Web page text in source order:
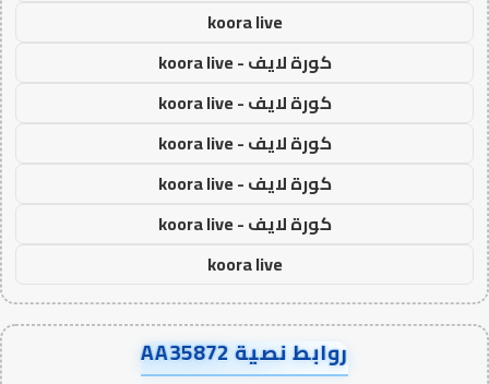
koora live
كورة لايف - koora live
كورة لايف - koora live
كورة لايف - koora live
كورة لايف - koora live
كورة لايف - koora live
koora live
روابط نصية AA35872